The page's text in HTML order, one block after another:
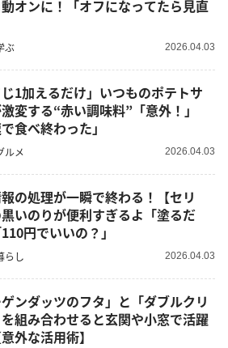
オンに！「オフになってたら見直
ぶ 2026.04.03
じ1加えるだけ」いつものポテトサ
変する“赤い調味料”「意外！」
で食べ終わった」
ルメ 2026.04.03
の処理が一瞬で終わる！【セリ
いのりが便利すぎるよ「塗るだ
円でいいの？」
らし 2026.04.03
ゲンダッツのフタ」と「ダブルクリ
組み合わせると玄関や小窓で活躍
外な活用術】